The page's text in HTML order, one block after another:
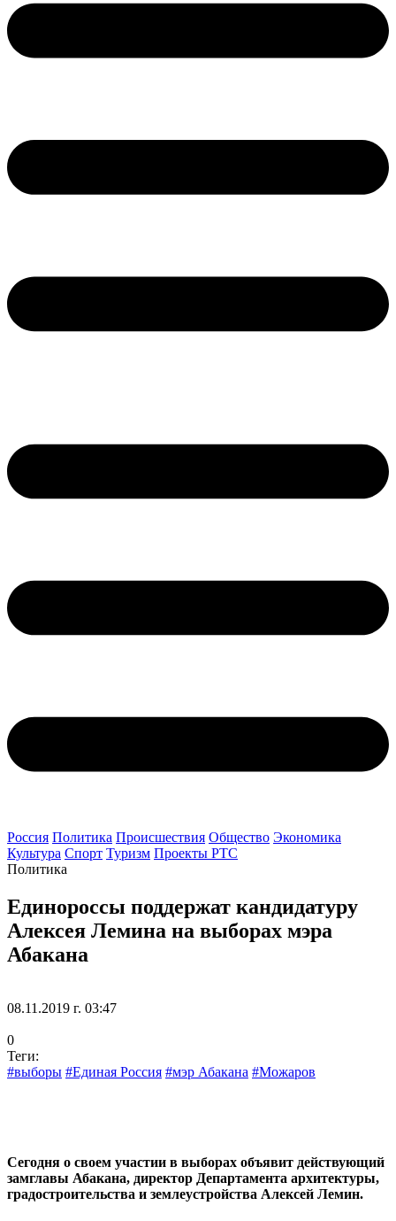
Россия Политика Происшествия Общество Экономика
Культура Спорт Туризм Проекты РТС
Политика
Единороссы поддержат кандидатуру
Алексея Лемина на выборах мэра
Абакана
08.11.2019 г. 03:47
0
Теги:
#выборы #Единая Россия #мэр Абакана #Можаров
Сегодня о своем участии в выборах объявит действующий
замглавы Абакана, директор Департамента архитектуры,
градостроительства и землеустройства Алексей Лемин.